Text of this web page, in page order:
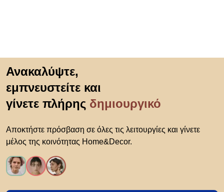
Ανακαλύψτε,
εμπνευστείτε και
γίνετε πλήρης δημιουργικό
Αποκτήστε πρόσβαση σε όλες τις λειτουργίες και γίνετε
μέλος της κοινότητας Home&Decor.